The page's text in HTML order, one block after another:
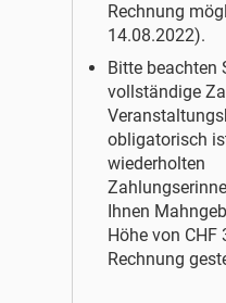
Rechnung
14.08.2022).
Bitte beachten
vollständige
obligatorisch
wiederholten
Ihnen
Höhe von CHF
Rechnung